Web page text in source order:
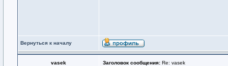
Вернуться к началу
vasek Заголовок сообщения: Re: vasek